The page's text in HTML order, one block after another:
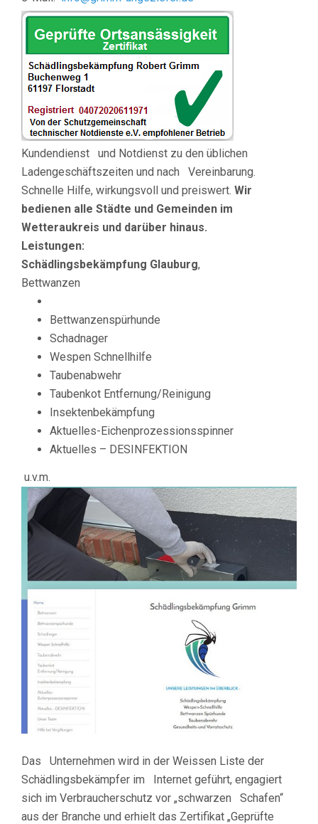
Kundendienst und Notdienst zu den üblichen
Ladengeschäftszeiten und nach Vereinbarung.
Schnelle Hilfe, wirkungsvoll und preiswert. Wir
bedienen alle Städte und Gemeinden im
Wetteraukreis und darüber hinaus.
Leistungen:
Schädlingsbekämpfung Glauburg,
Bettwanzen
Bettwanzenspürhunde
Schadnager
Wespen Schnellhilfe
Taubenabwehr
Taubenkot Entfernung/Reinigung
Insektenbekämpfung
Aktuelles-Eichenprozessionsspinner
Aktuelles – DESINFEKTION
u.v.m.
Das Unternehmen wird in der Weissen Liste der
Schädlingsbekämpfer im Internet geführt, engagiert
sich im Verbraucherschutz vor „schwarzen Schafen“
aus der Branche und erhielt das Zertifikat „Geprüfte